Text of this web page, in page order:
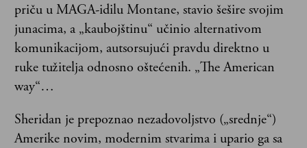
priču u MAGA-idilu Montane, stavio šešire svojim
junacima, a „kaubojštinu“ učinio alternativom
komunikacijom, autsorsujući pravdu direktno u
ruke tužitelja odnosno oštećenih. „The American
way“…
Sheridan je prepoznao nezadovoljstvo („srednje“)
Amerike novim, modernim stvarima i upario ga sa